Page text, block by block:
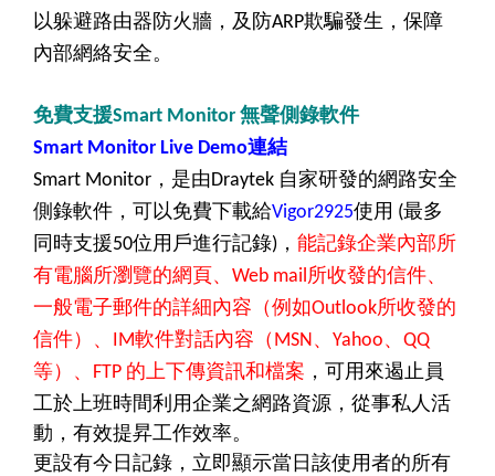
以躲避路由器防火牆，及防ARP欺騙發生，保障
內部網絡安全。
免費支援Smart Monitor 無聲側錄軟件
Smart Monitor Live Demo連結
Smart Monitor ，是由Draytek 自家研發的網路安全
側錄軟件，可以免費下載給Vigor2925使用 (最多
同時支援50位用戶進行記錄) ， 能記錄企業內部所
有電腦所瀏覽的網頁、
Web mail 所收發的信件、
一般電子郵件的詳細內容（例如Outlook所收發的
信件）、
IM軟件對話內容（ MSN 、 Yahoo、 QQ
等）、 FTP 的上下傳資訊和檔案 ，可用來遏止員
工於上班時間利用企業之網路資源，從事私人活
動，有效提昇工作效率。
更設有今日記錄，立即顯示當日該使用者的所有